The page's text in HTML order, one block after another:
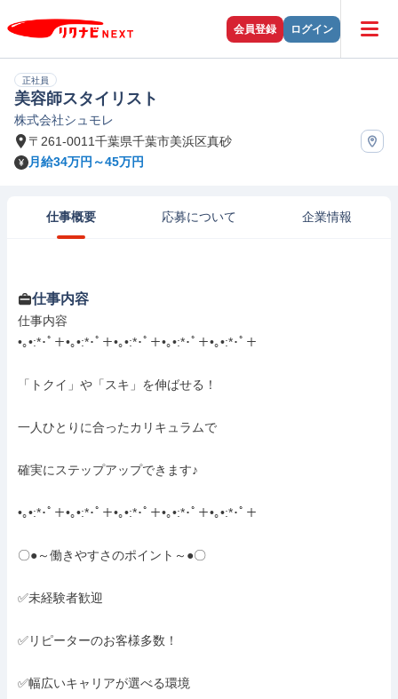
会員登録 ログイン
正社員
美容師スタイリスト
株式会社シュモレ
〒261-0011千葉県千葉市美浜区真砂
月給34万円～45万円
仕事概要 応募について 企業情報
仕事内容
仕事内容
•｡•:*･ﾟ＋•｡•:*･ﾟ＋•｡•:*･ﾟ＋•｡•:*･ﾟ＋•｡•:*･ﾟ＋
「トクイ」や「スキ」を伸ばせる！
一人ひとりに合ったカリキュラムで
確実にステップアップできます♪
•｡•:*･ﾟ＋•｡•:*･ﾟ＋•｡•:*･ﾟ＋•｡•:*･ﾟ＋•｡•:*･ﾟ＋
〇●～働きやすさのポイント～●〇
✅未経験者歓迎
✅リピーターのお客様多数！
✅幅広いキャリアが選べる環境